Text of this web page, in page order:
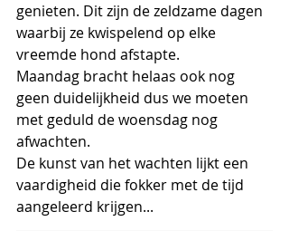
genieten. Dit zijn de zeldzame dagen
waarbij ze kwispelend op elke
vreemde hond afstapte.
Maandag bracht helaas ook nog
geen duidelijkheid dus we moeten
met geduld de woensdag nog
afwachten.
De kunst van het wachten lijkt een
vaardigheid die fokker met de tijd
aangeleerd krijgen...